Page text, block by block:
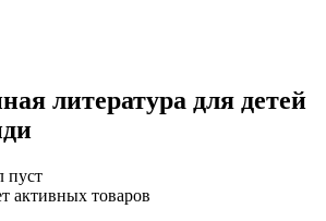
литература для детей
пуст
активных товаров